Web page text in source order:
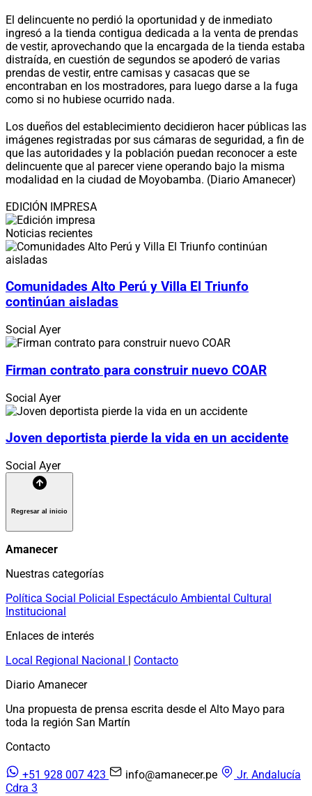
El delincuente no perdió la oportunidad y de inmediato
ingresó a la tienda contigua dedicada a la venta de prendas
de vestir, aprovechando que la encargada de la tienda estaba
distraída, en cuestión de segundos se apoderó de varias
prendas de vestir, entre camisas y casacas que se
encontraban en los mostradores, para luego darse a la fuga
como si no hubiese ocurrido nada.
Los dueños del establecimiento decidieron hacer públicas las
imágenes registradas por sus cámaras de seguridad, a fin de
que las autoridades y la población puedan reconocer a este
delincuente que al parecer viene operando bajo la misma
modalidad en la ciudad de Moyobamba. (Diario Amanecer)
EDICIÓN IMPRESA
Noticias recientes
Comunidades Alto Perú y Villa El Triunfo
continúan aisladas
Social Ayer
Firman contrato para construir nuevo COAR
Social Ayer
Joven deportista pierde la vida en un accidente
Social Ayer
Regresar al inicio
Amanecer
Nuestras categorías
Política Social Policial Espectáculo Ambiental Cultural
Institucional
Enlaces de interés
Local Regional Nacional | Contacto
Diario Amanecer
Una propuesta de prensa escrita desde el Alto Mayo para
toda la región San Martín
Contacto
+51 928 007 423 info@amanecer.pe
Jr. Andalucía
Cdra 3